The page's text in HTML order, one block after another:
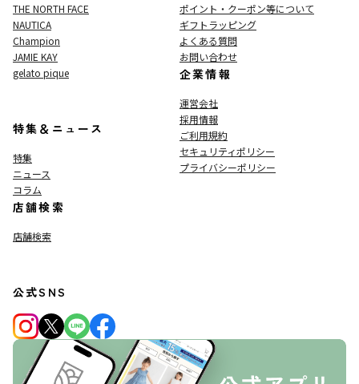
THE NORTH FACE
NAUTICA
Champion
JAMIE KAY
gelato pique
特集＆ニュース
特集
ニュース
コラム
店舗検索
店舗検索
ポイント・クーポン等について
ギフトラッピング
よくある質問
お問い合わせ
企業情報
運営会社
採用情報
ご利用規約
セキュリティポリシー
プライバシーポリシー
公式SNS